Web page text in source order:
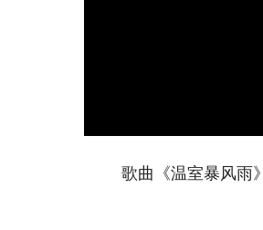
歌曲《温室暴风雨